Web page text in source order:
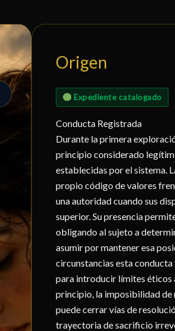
Origen
Expediente catalogado
Conducta Registrada
Durante la primera
principio considerado
establecidas por el sistema.
propio código de valores
una autoridad cuando sus
superior. Su presencia
obligando al sujeto a
asumir por mantener esa
circunstancias esta
para introducir límites éticos
principio, la imposibilidad de
puede cerrar vías de
trayectoria de sacrificio